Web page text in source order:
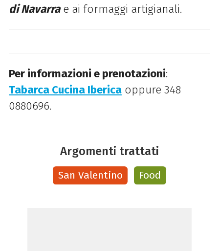
di Navarrae ai formaggi artigianali.
Per informazioni e prenotazioni:
Tabarca Cucina Ibericaoppure 348
0880696.
Argomenti trattati
San Valentino Food